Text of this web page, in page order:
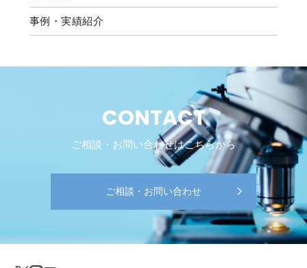
事例・実績紹介
CONTACT
ご相談・お問い合わせはこちらから
ご相談・お問い合わせ